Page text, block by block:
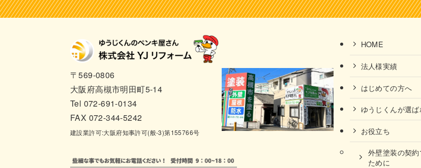
〒569-0806
大阪府高槻市明田町5-14
Tel 072-691-0134
FAX 072-344-5242
建設業許可:大阪府知事許可(般-3)第155766号
HOME
法人様実績
はじめての方へ
ゆうじくんが選
お役立ち
外壁塗装の契
ために